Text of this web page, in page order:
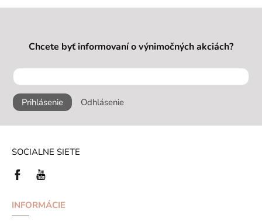
Chcete byť informovaní o výnimočných akciách?
Prihlásenie Odhlásenie
SOCIALNE SIETE
INFORMÁCIE